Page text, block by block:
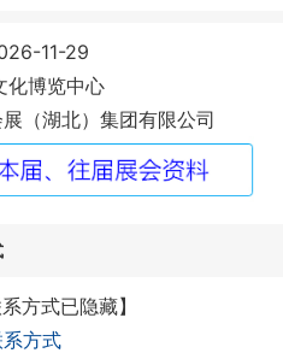
11-29
化博览中心
（湖北）集团有限公司
方式已隐藏】
方式